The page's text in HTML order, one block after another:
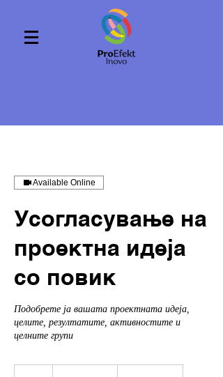
Available Online
Усогласување на
проектна идеја
со повик
Подобрете ја вашата проектната идеја,
целите, резултатите, активностите и
целните групи